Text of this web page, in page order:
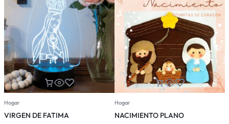
Hogar
VIRGEN DE FATIMA
Hogar
NACIMIENTO PLANO